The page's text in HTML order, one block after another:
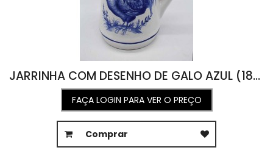
JARRINHA COM DESENHO DE GALO AZUL (18A X 15L)
FAÇA LOGIN PARA VER O PREÇO
Comprar